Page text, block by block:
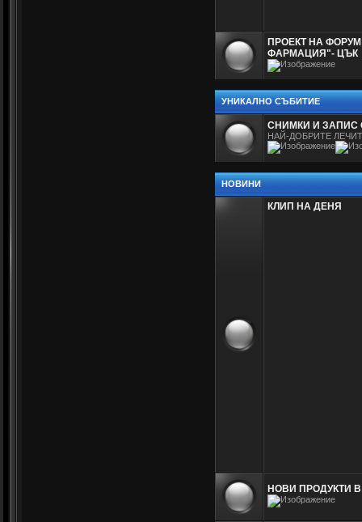
ПРОЕКТ НА
ФАРМАЦИЯ"- ЦЪК
УНИКАЛНО СЪБИТИЕ
СНИМКИ И ЗАПИС
НАЙ-ДОБРИТЕ
НОВИНИ
КЛИП НА ДЕНЯ
НОВИ ПРОДУКТИ